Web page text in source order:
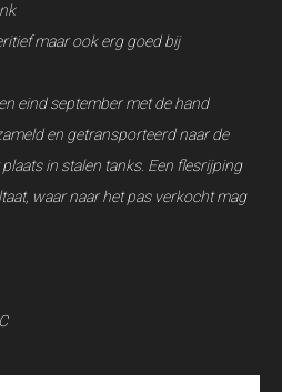
maar ook erg goed bij
eind september met de hand
en getransporteerd naar de
in stalen tanks. Een flesrijping
waar naar het pas verkocht mag